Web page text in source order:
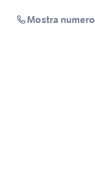
Mostra numero